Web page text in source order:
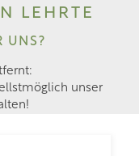
LEHRTE
UNS?
unser